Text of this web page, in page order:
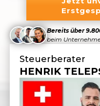
Bereits über
beim
Steuerberater
HENRIK